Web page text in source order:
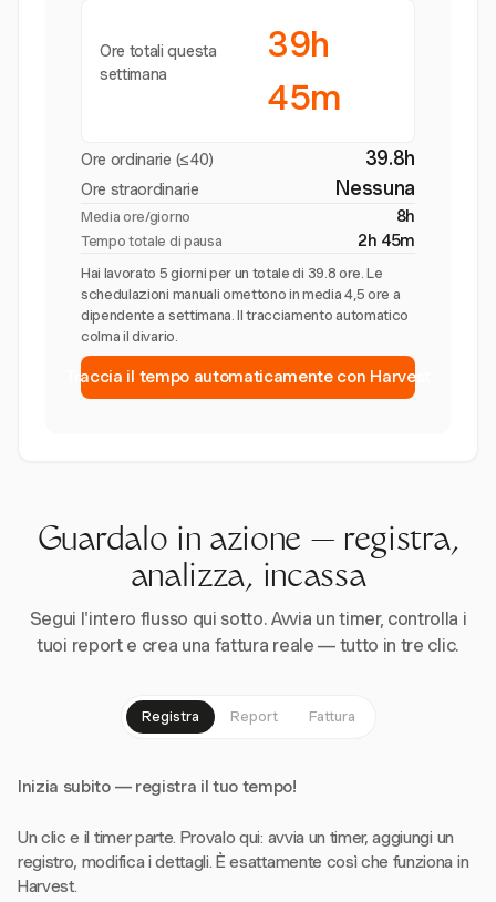
Ore totali questa
settimana
39h
45m
Ore ordinarie (≤40) 39.8h
Ore straordinarie Nessuna
Media ore/giorno 8h
Tempo totale di pausa 2h 45m
Hai lavorato 5 giorni per un totale di 39.8 ore. Le
schedulazioni manuali omettono in media 4,5 ore a
dipendente a settimana. Il tracciamento automatico
colma il divario.
Traccia il tempo automaticamente con Harvest
Guardalo in azione — registra,
analizza, incassa
Segui l'intero flusso qui sotto. Avvia un timer, controlla i
tuoi report e crea una fattura reale — tutto in tre clic.
Registra Report Fattura
Inizia subito — registra il tuo tempo!
Un clic e il timer parte. Provalo qui: avvia un timer, aggiungi un
registro, modifica i dettagli. È esattamente così che funziona in
Harvest.